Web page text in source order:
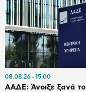
08.08.26 15:00
ΑΑΔΕ: Άνοιξε ξανά το